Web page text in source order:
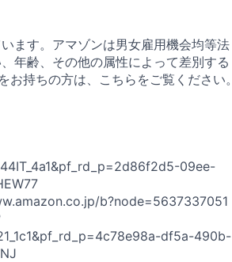
ます。アマゾンは男女雇用機会均等法
年齢、その他の属性によって差別する
持ちの方は、こちらをご覧ください。
09ee-
b?node=5637337051
df5a-490b-